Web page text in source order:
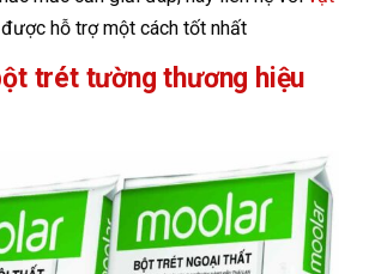
hỗ trợ một cách tốt nhất
trét tường thương hiệu